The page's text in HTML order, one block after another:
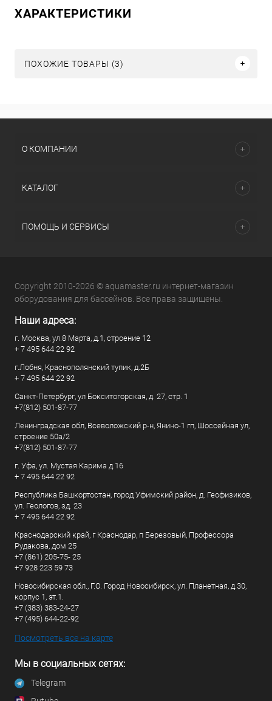
ХАРАКТЕРИСТИКИ
ПОХОЖИЕ ТОВАРЫ (3)
О КОМПАНИИ
КАТАЛОГ
ПОМОЩЬ И СЕРВИСЫ
Copyright 2010-2026 © aquamaster.ru интернет-магазин
оборудования для бассейнов. Все права защищены.
Наши адреса:
г. Москва, ул.8 Марта, д.1, строение 12
+ 7 495 644 22 92
г.Лобня, Краснополянский тупик, д.2Б
+ 7 495 644 22 92
Санкт-Петербург, ул Бокситогорская, д. 27, стр. 1
+7(812) 501-87-77
Ленинградская обл, Всеволожский р-н, Янино-1 гп, Шоссейная ул,
строение 50а/2
+7(812) 501-87-77
г. Уфа, ул. Мустая Карима д.16
+ 7 495 644 22 92
Республика Башкортостан, город Уфимский район, д. Геофизиков,
ул. Геологов, зд. 23
+ 7 495 644 22 92
Краснодарский край, г Краснодар, п Березовый, Профессора
Рудакова, дом 25
+7 (861) 205-75- 25
+7 928 223 59 73
Новосибирская обл., Г.О. Город Новосибирск, ул. Планетная, д.30,
корпус 1, эт.1.
+7 (383) 383-24-27
+7 (495) 644-22-92
Посмотреть все на карте
Мы в социальных сетях:
Telegram